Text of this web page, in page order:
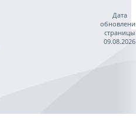
Дата
страницы
09.08.2026